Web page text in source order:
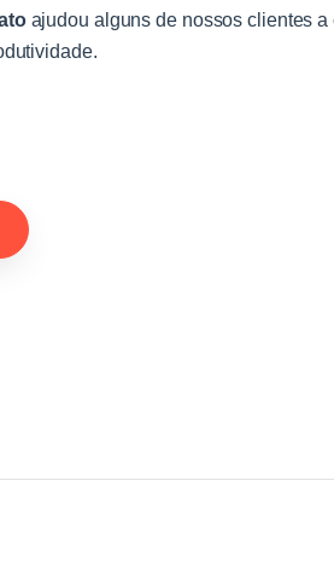
ajudou alguns de nossos clientes a